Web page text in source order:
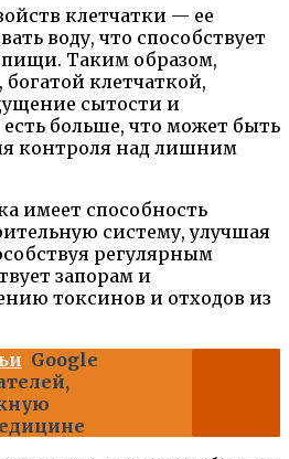
клетчатки — ее
воду, что способствует
Таким образом,
клетчаткой,
сытости и
больше, что может быть
контроля над лишним
имеет способность
систему, улучшая
регулярным
запорам и
токсинов и отходов из
Google